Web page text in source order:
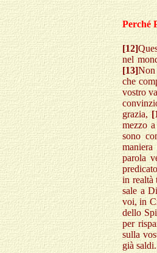
Perché
[12]
nel
[13]Non
che
vostro
grazia,
mezzo
sono
parola
in realtà
sale a
voi, in
dello
per
sulla
già saldi.